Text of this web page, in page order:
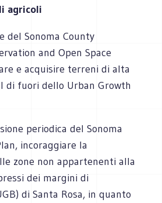
agricoli
del Sonoma County
and Open Space
e acquisire terreni di alta
di fuori dello Urban Growth
periodica del Sonoma
incoraggiare la
zone non appartenenti alla
dei margini di
di Santa Rosa, in quanto